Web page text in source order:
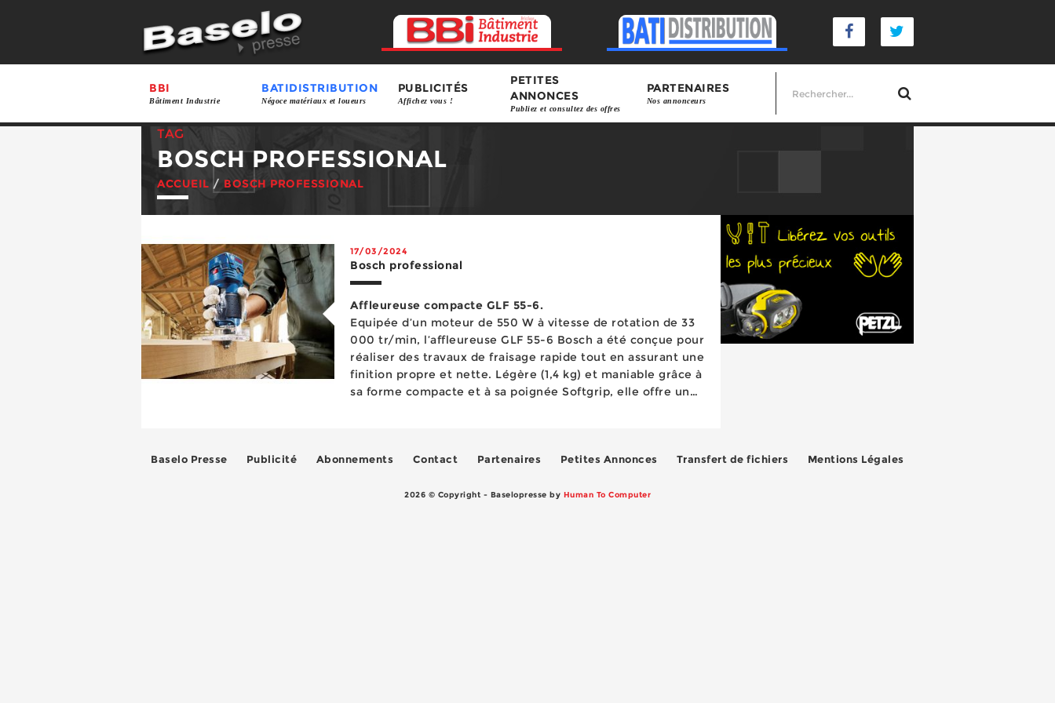
BBI
Bâtiment Industrie
BATIDISTRIBUTION
Négoce matériaux et loueurs
PUBLICITÉS
Affichez vous !
PETITES
ANNONCES
Publiez et consultez des offres
PARTENAIRES
Nos annonceurs
TAG
BOSCH PROFESSIONAL
ACCUEIL / BOSCH PROFESSIONAL
17/03/2024
Bosch professional
Affleureuse compacte GLF 55-6.
Equipée d’un moteur de 550 W à vitesse de rotation de 33
000 tr/min, l’affleureuse GLF 55-6 Bosch a été conçue pour
réaliser des travaux de fraisage rapide tout en assurant une
finition propre et nette. Légère (1,4 kg) et maniable grâce à
sa forme compacte et à sa poignée Softgrip, elle offre une
Baselo Presse Publicité Abonnements Contact Partenaires Petites Annonces Transfert de fichiers Mentions Légales
2026 © Copyright - Baselopresse by Human To Computer